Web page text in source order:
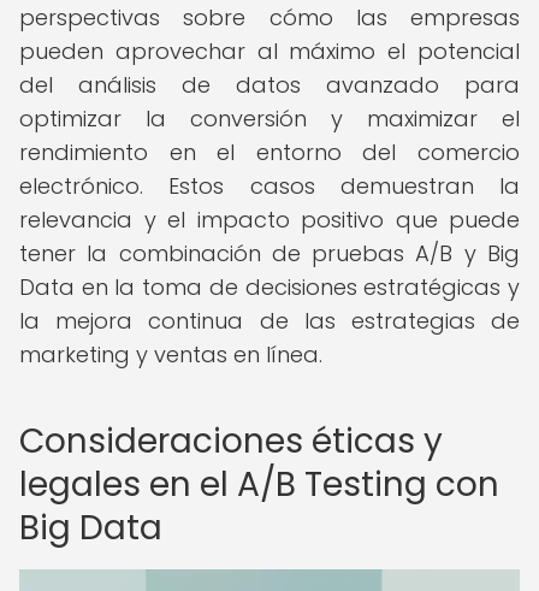
perspectivas sobre cómo las empresas
pueden aprovechar al máximo el potencial
del análisis de datos avanzado para
optimizar la conversión y maximizar el
rendimiento en el entorno del comercio
electrónico. Estos casos demuestran la
relevancia y el impacto positivo que puede
tener la combinación de pruebas A/B y Big
Data en la toma de decisiones estratégicas y
la mejora continua de las estrategias de
marketing y ventas en línea.
Consideraciones éticas y
legales en el A/B Testing con
Big Data